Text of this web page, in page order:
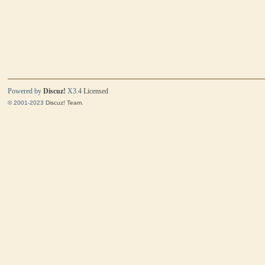
Powered byDiscuz! X3.4 Licensed
© 2001-2023Discuz! Team